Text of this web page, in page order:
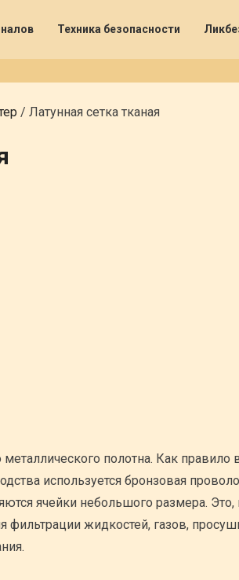
Техника безопасности
/ Латунная сетка тканая
полотна. Как правило
используется бронзовая
ячейки небольшого размера.
фильтрации жидкостей, газов,